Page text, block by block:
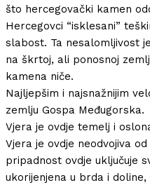
što hercegovački kamen
Hercegovci “isklesani”
slabost. Ta nesalomljivost
na škrtoj, ali ponosnoj
kamena niče.
Najljepšim i najsnažnijim
zemlju Gospa Međugorska.
Vjera je ovdje temelj i
Vjera je ovdje neodvojiva
pripadnost ovdje uključuje
ukorijenjena u brda i